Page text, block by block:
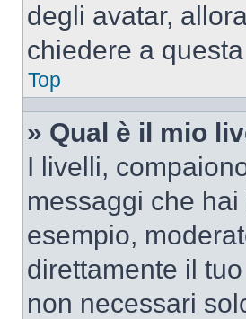
degli avatar,
chiedere a
Top
» Qual è il mio
I livelli,
messaggi che
esempio,
direttamente il
non necessari